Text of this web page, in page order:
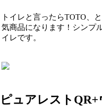
トイレと言ったらTOTO、
気商品になります！シンプ
イレです。
ピュアレスト